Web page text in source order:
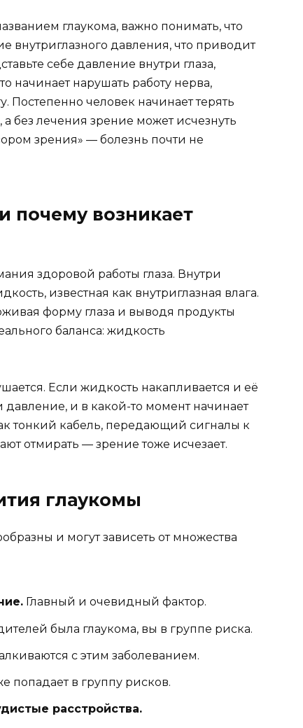
глаукома, важно понимать, что
внутриглазного давления, что приводит
себе давление внутри глаза,
начинает нарушать работу нерва,
Постепенно человек начинает терять
а без лечения зрение может исчезнуть
зрения» — болезнь почти не
почему возникает
здоровой работы глаза. Внутри
известная как внутриглазная влага.
форму глаза и выводя продукты
баланса: жидкость
Если жидкость накапливается и её
давление, и в какой-то момент начинает
тонкий кабель, передающий сигналы к
отмирать — зрение тоже исчезает.
глаукомы
и могут зависеть от множества
Главный и очевидный фактор.
была глаукома, вы в группе риска.
с этим заболеванием.
попадает в группу рисков.
расстройства.